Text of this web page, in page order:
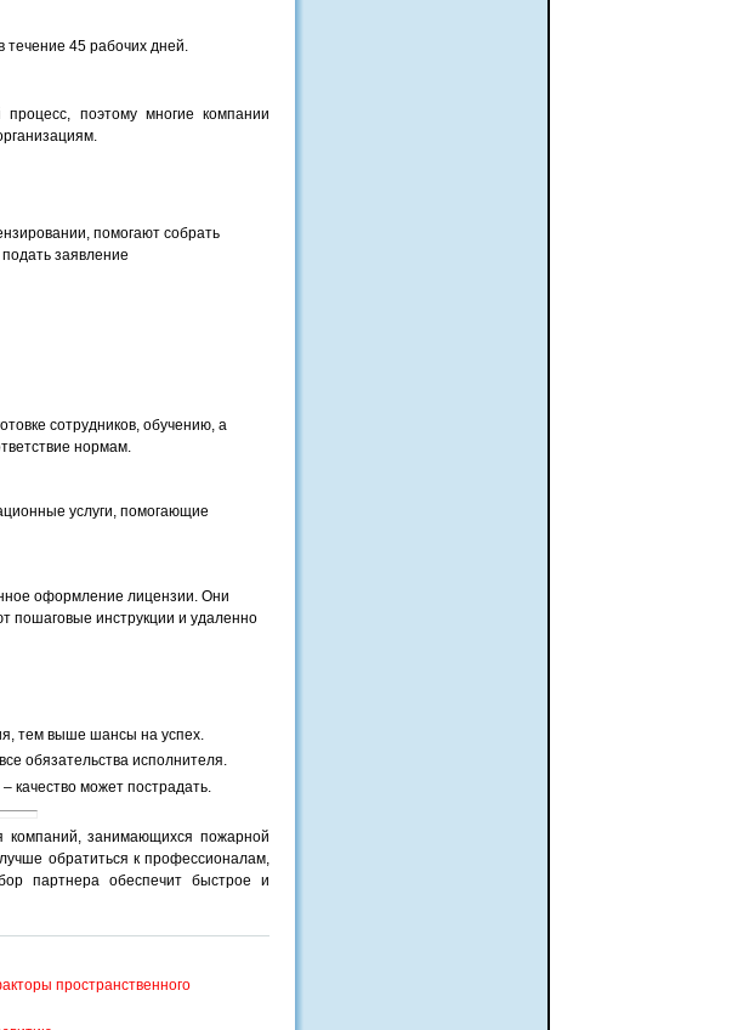
течение 45 рабочих дней.
поэтому многие компании
помогают собрать
заявление
сотрудников, обучению, а
нормам.
услуги, помогающие
оформление лицензии. Они
пошаговые инструкции и удаленно
тем выше шансы на успех.
обязательства исполнителя.
качество может пострадать.
занимающихся пожарной
обратиться к профессионалам,
партнера обеспечит быстрое и
пространственного